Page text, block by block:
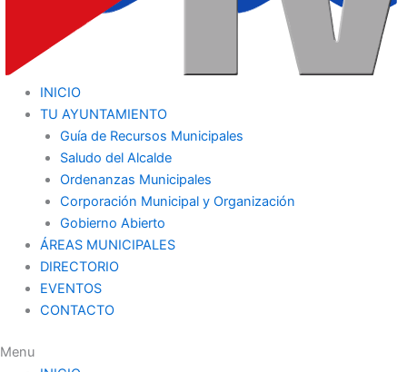
INICIO
TU AYUNTAMIENTO
Guía de Recursos Municipales
Saludo del Alcalde
Ordenanzas Municipales
Corporación Municipal y Organización
Gobierno Abierto
ÁREAS MUNICIPALES
DIRECTORIO
EVENTOS
CONTACTO
Menu